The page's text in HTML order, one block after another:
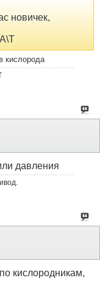
новичек,
кислорода
давления
кислородникам,